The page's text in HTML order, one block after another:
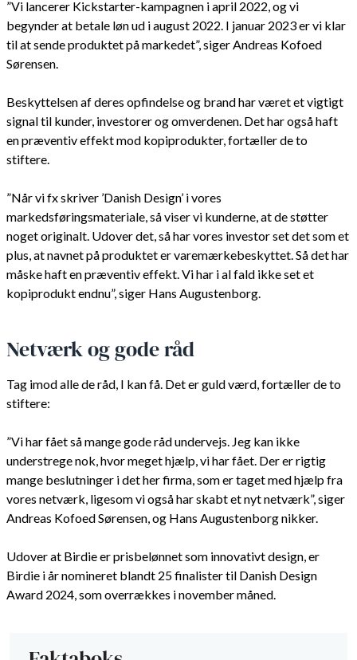
”Vi lancerer Kickstarter-kampagnen i april 2022, og vi
begynder at betale løn ud i august 2022. I januar 2023 er vi klar
til at sende produktet på markedet”, siger Andreas Kofoed
Sørensen.
Beskyttelsen af deres opfindelse og brand har været et vigtigt
signal til kunder, investorer og omverdenen. Det har også haft
en præventiv effekt mod kopiprodukter, fortæller de to
stiftere.
”Når vi fx skriver ’Danish Design’ i vores
markedsføringsmateriale, så viser vi kunderne, at de støtter
noget originalt. Udover det, så har vores investor set det som et
plus, at navnet på produktet er varemærkebeskyttet. Så det har
måske haft en præventiv effekt. Vi har i al fald ikke set et
kopiprodukt endnu”, siger Hans Augustenborg.
Netværk og gode råd
Tag imod alle de råd, I kan få. Det er guld værd, fortæller de to
stiftere:
”Vi har fået så mange gode råd undervejs. Jeg kan ikke
understrege nok, hvor meget hjælp, vi har fået. Der er rigtig
mange beslutninger i det her firma, som er taget med hjælp fra
vores netværk, ligesom vi også har skabt et nyt netværk”, siger
Andreas Kofoed Sørensen, og Hans Augustenborg nikker.
Udover at Birdie er prisbelønnet som innovativt design, er
Birdie i år nomineret blandt 25 finalister til Danish Design
Award 2024, som overrækkes i november måned.